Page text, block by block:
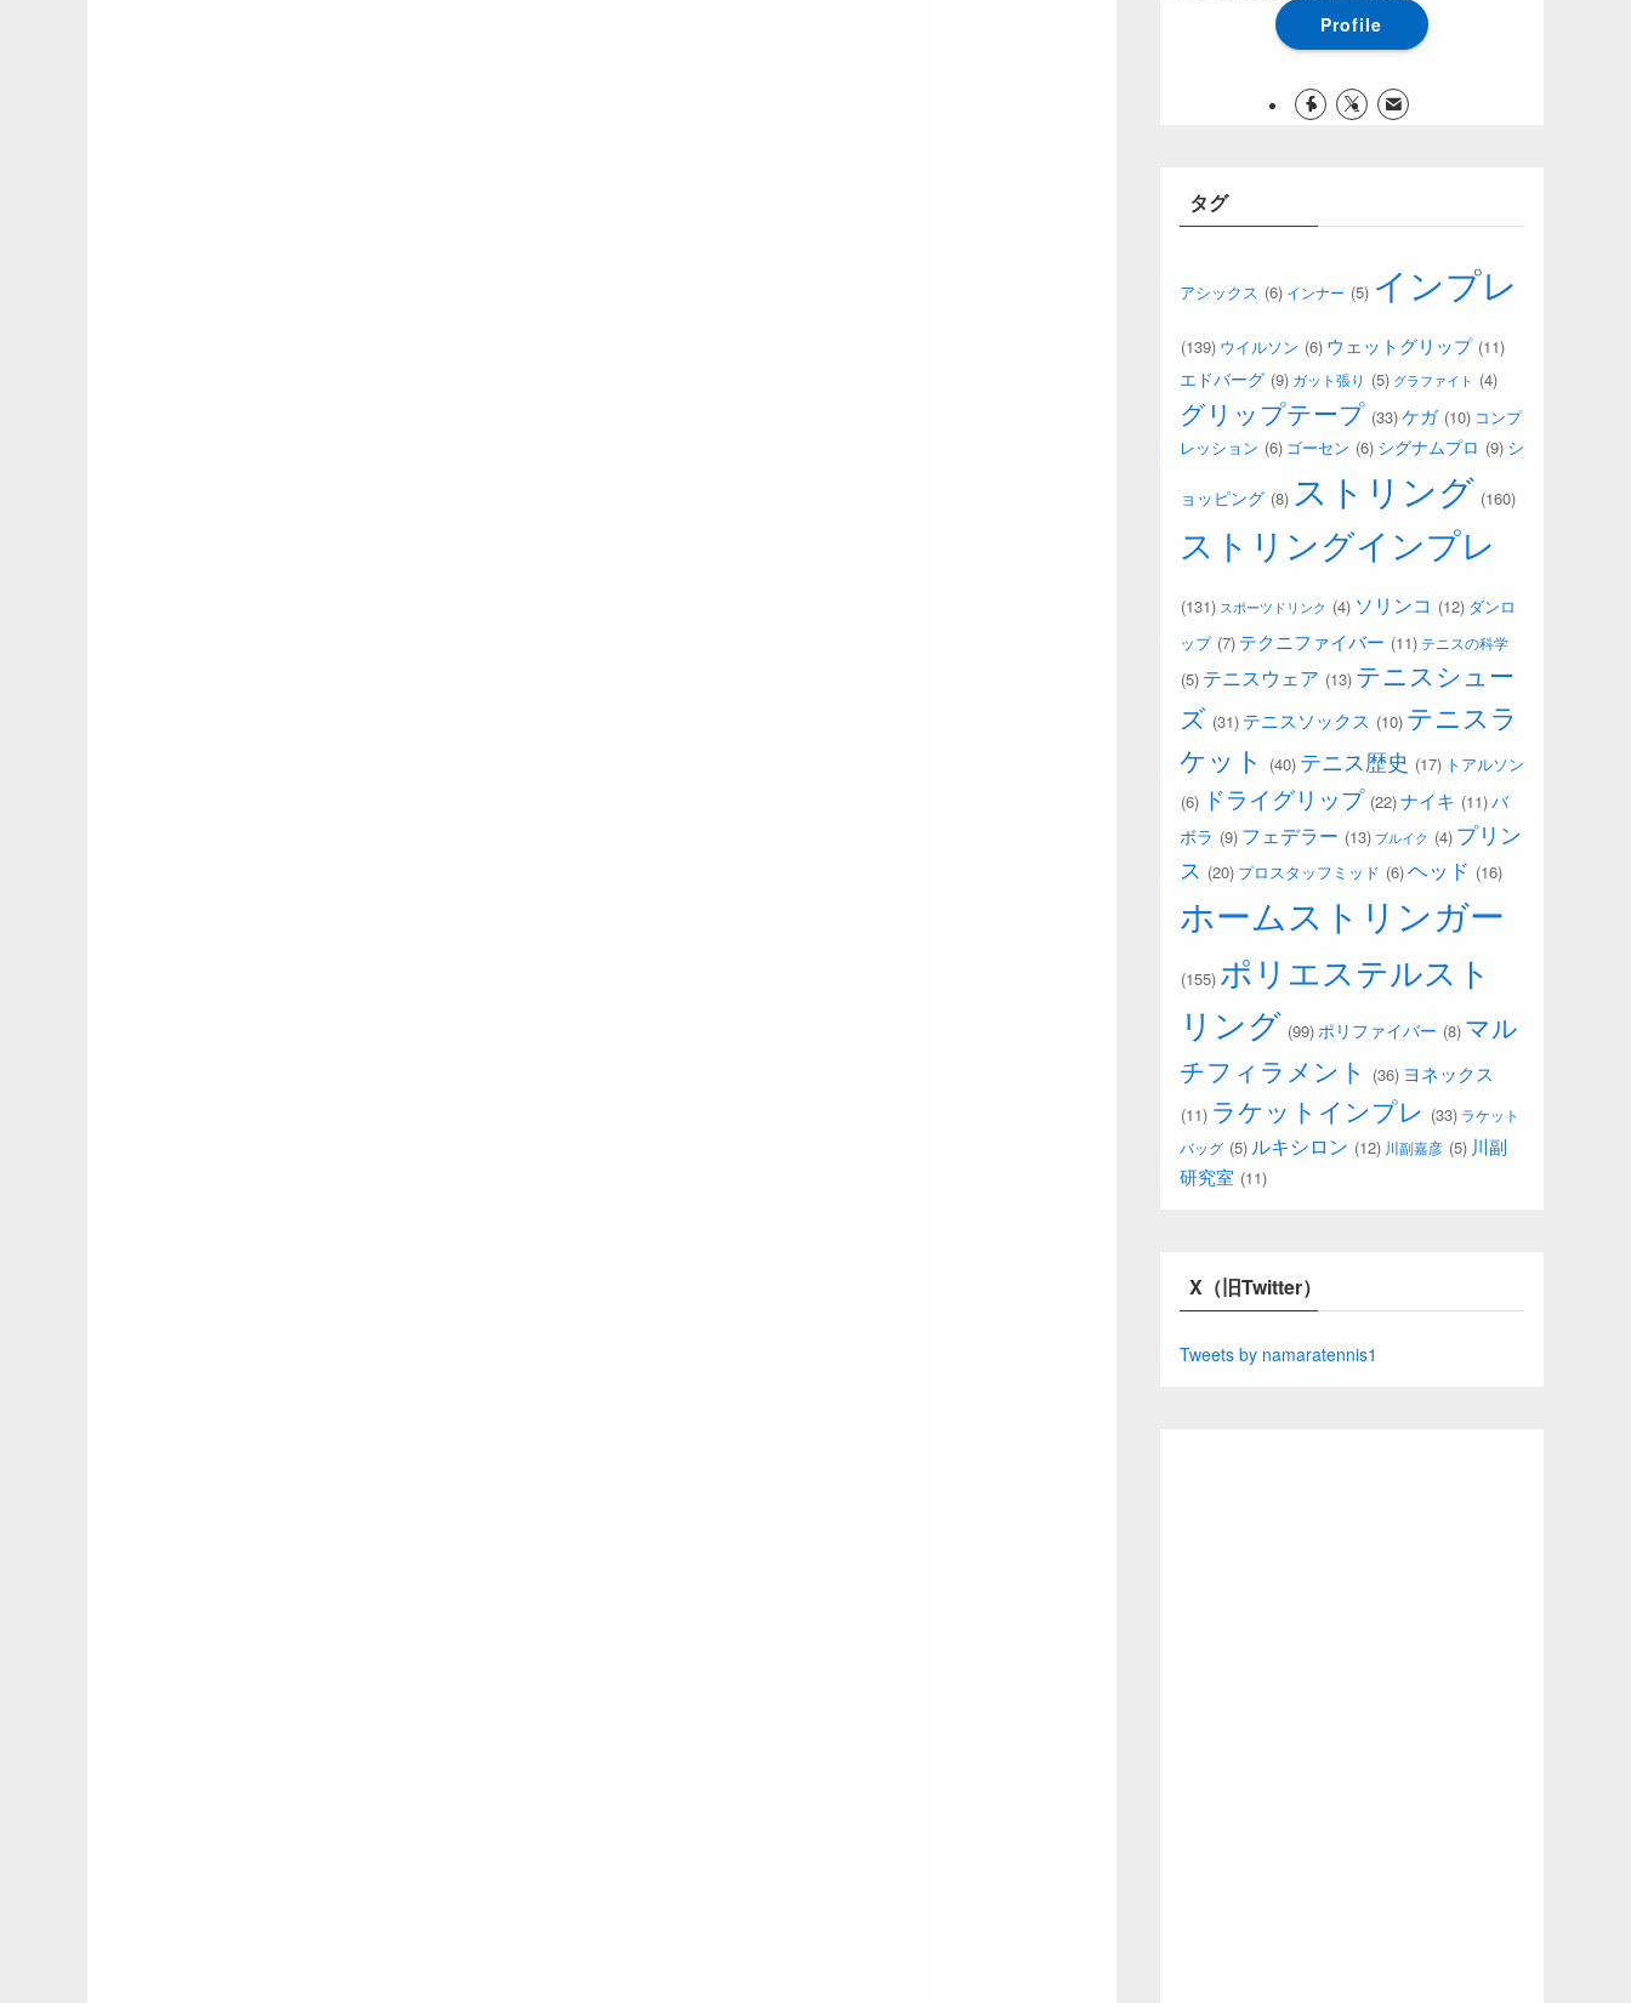
Profile
タグ
アシックス (6) インナー (5) インプレ
(139) ウイルソン (6) ウェットグリップ (11)
エドバーグ (9) ガット張り (5) グラファイト (4)
グリップテープ (33)ケガ (10) コンプ
レッション (6) ゴーセン (6) シグナムプロ (9) シ
ョッピング (8) ストリング (160)
ストリングインプレ
(131) スポーツドリンク (4) ソリンコ (12) ダンロ
ップ (7) テクニファイバー (11) テニスの科学
(5) テニスウェア (13) テニスシュー
ズ (31) テニスソックス (10) テニスラ
ケット
(40) テニス歴史 (17) トアルソン
(6) ドライグリップ (22)ナイキ (11)バ
ボラ (9) フェデラー (13) ブルイク (4) プリン
ス (20) プロスタッフミッド (6)ヘッド (16)
ホームストリンガー
(155) ポリエステルスト
リング (99)ポリファイバー (8) マル
チフィラメント
(36) ヨネックス
(11) ラケットインプレ (33) ラケット
バッグ (5) ルキシロン (12) 川副嘉彦 (5) 川副
研究室 (11)
X（旧Twitter）
Tweets by namaratennis1